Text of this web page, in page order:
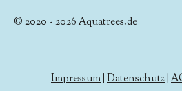
© 2020 - 2026Aquatrees.de
Impressum Datenschutz